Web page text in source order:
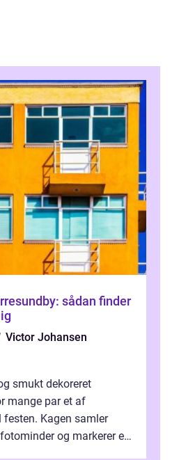
sådan finder
Victor Johansen
smukt dekoreret
mange par et af
festen. Kagen samler
og markerer et